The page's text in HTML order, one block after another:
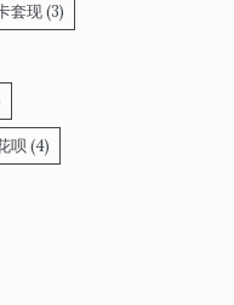
套现(3)
呗 (4)